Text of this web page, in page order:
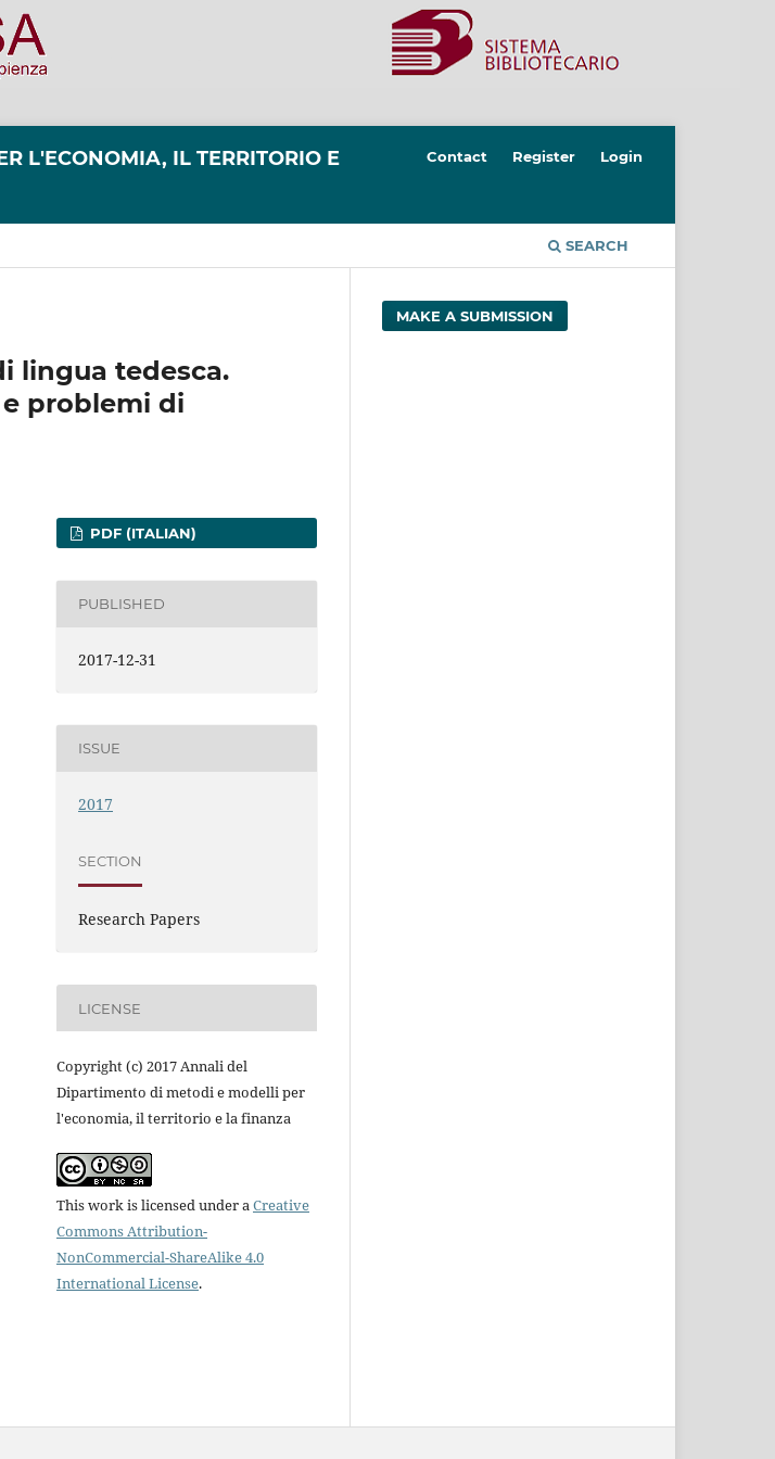
L'ECONOMIA, IL TERRITORIO E
SEARCH
Contact Register Login
lingua tedesca.
problemi di
PDF (ITALIAN)
PUBLISHED
2017-12-31
ISSUE
2017
SECTION
Research Papers
LICENSE
Copyright (c) 2017 Annali del
Dipartimento di metodi e modelli per
l'economia, il territorio e la finanza
This work is licensed under aCreative
Commons Attribution-
NonCommercial-ShareAlike 4.0
International License.
MAKE A SUBMISSION